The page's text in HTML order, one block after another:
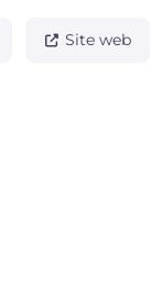
Site web